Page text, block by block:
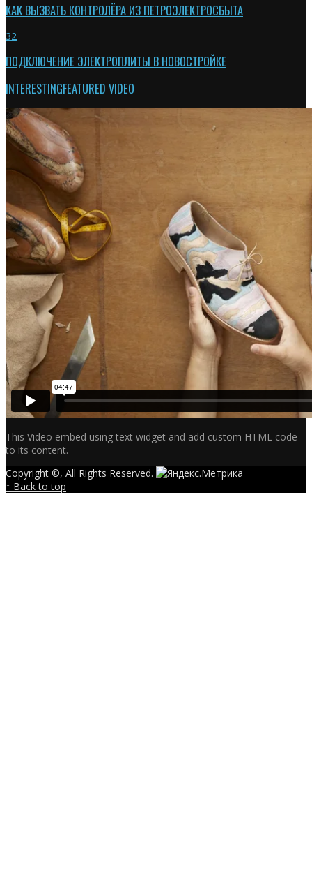
КАК ВЫЗВАТЬ КОНТРОЛЁРА ИЗ ПЕТРОЭЛЕКТРОСБЫТА
32
ПОДКЛЮЧЕНИЕ ЭЛЕКТРОПЛИТЫ В НОВОСТРОЙКЕ
INTERESTINGFEATURED VIDEO
This Video embed using text widget and add custom HTML code
to its content.
Copyright ©, All Rights Reserved.
↑ Back to top